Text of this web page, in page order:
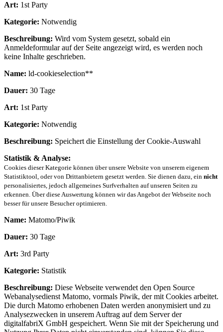
Art: 1st Party
Kategorie: Notwendig
Beschreibung: Wird vom System gesetzt, sobald ein
Anmeldeformular auf der Seite angezeigt wird, es werden noch
keine Inhalte geschrieben.
Name: ld-cookieselection**
Dauer: 30 Tage
Art: 1st Party
Kategorie: Notwendig
Beschreibung: Speichert die Einstellung der Cookie-Auswahl
Statistik & Analyse:
Cookies dieser Kategorie können über unsere Website von unserem eigenem
Statistiktool, oder von Drittanbietern gesetzt werden. Sie dienen dazu, ein nicht
personalisiertes, jedoch allgemeines Surfverhalten auf unseren Seiten zu
erkennen. Über diese Auswertung können wir das Angebot der Webseite noch
besser für unsere Besucher optimieren.
Name: Matomo/Piwik
Dauer: 30 Tage
Art: 3rd Party
Kategorie: Statistik
Beschreibung: Diese Webseite verwendet den Open Source
Webanalysedienst Matomo, vormals Piwik, der mit Cookies arbeitet.
Die durch Matomo erhobenen Daten werden anonymisiert und zu
Analysezwecken in unserem Auftrag auf dem Server der
digitalfabriX GmbH gespeichert. Wenn Sie mit der Speicherung und